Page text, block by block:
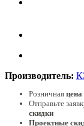
Производитель:
Розничная
Отправьте
скидки
Проектные